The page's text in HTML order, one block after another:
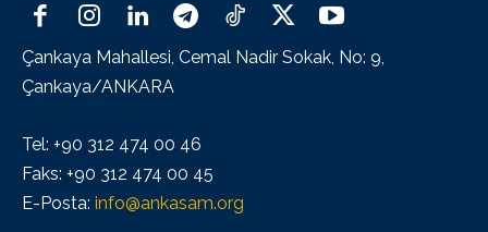
Çankaya Mahallesi, Cemal Nadir Sokak, No: 9,
Çankaya/ANKARA
Tel: +90 312 474 00 46
Faks: +90 312 474 00 45
E-Posta: info@ankasam.org